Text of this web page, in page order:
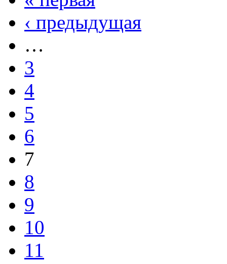
‹ предыдущая
…
3
4
5
6
7
8
9
10
11